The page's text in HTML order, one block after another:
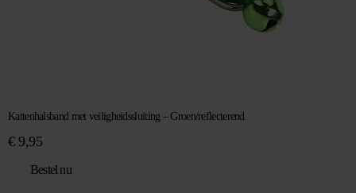
Kattenhalsband met veiligheidssluiting – Groen/reflecterend
€9,95
Bestel nu